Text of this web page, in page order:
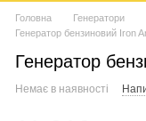
Головна Генератори
Генератор бензиновий Iron
Генератор
Немає в наявності